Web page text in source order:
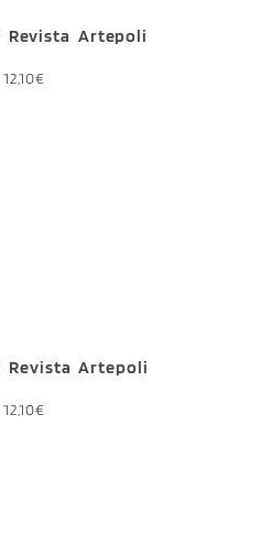
Revista Artepoli
12,10€
Revista Artepoli
12,10€